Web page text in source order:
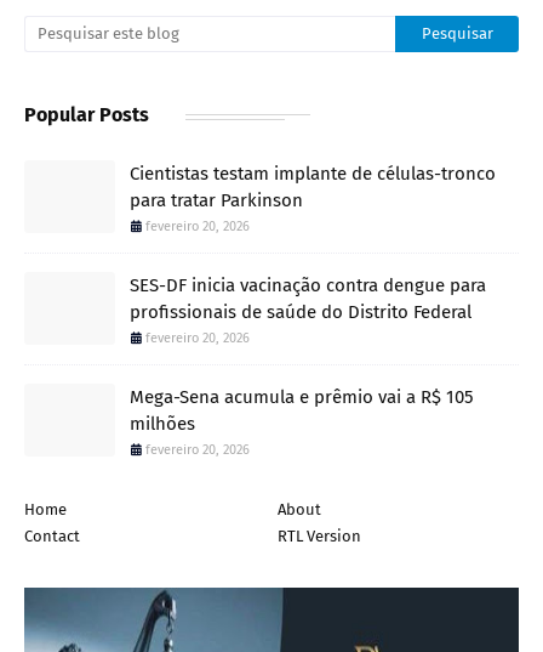
Popular Posts
Cientistas testam implante de células-tronco
para tratar Parkinson
fevereiro 20, 2026
SES-DF inicia vacinação contra dengue para
profissionais de saúde do Distrito Federal
fevereiro 20, 2026
Mega-Sena acumula e prêmio vai a R$ 105
milhões
fevereiro 20, 2026
Home
About
Contact
RTL Version